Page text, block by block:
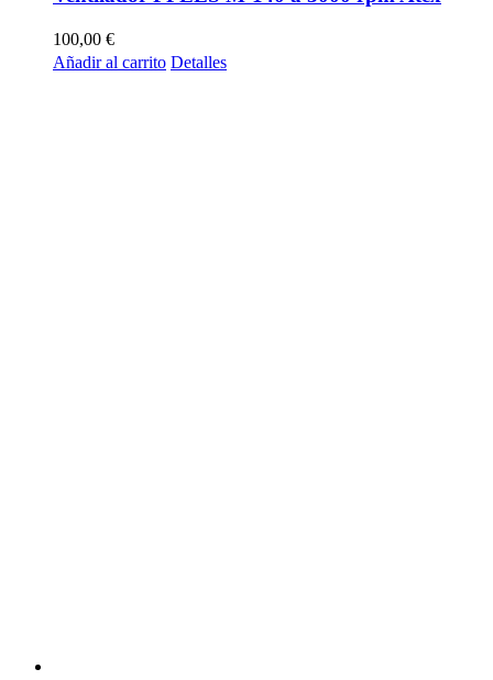
100,00 €
Añadir al carrito Detalles